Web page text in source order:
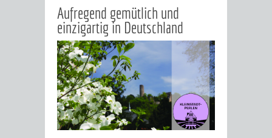
WAPPENEHRENBÜRGER
REPORTAGEN
DER
IMAGEFILM
AKTUELLES
ENGAGIERTE
STADT
WEINHEIMER
Aufregend gemütlich und
einzigartig in Deutschland